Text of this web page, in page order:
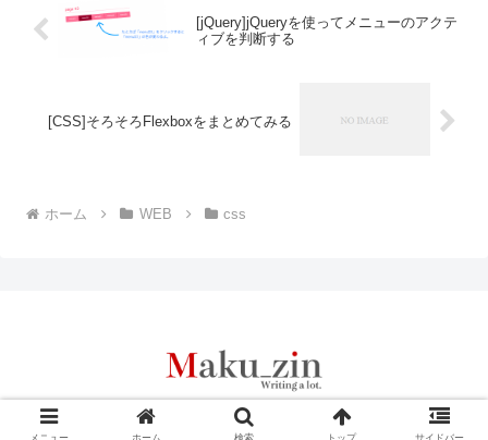
[jQuery]jQueryを使ってメニューのアクテ
ィブを判断する
[CSS]そろそろFlexboxをまとめてみる
ホーム WEB css
© 2013 Maku_zin Ver2.1.1.
メニュー ホーム 検索 トップ サイドバー